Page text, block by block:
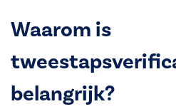
Waarom is
belangrijk?